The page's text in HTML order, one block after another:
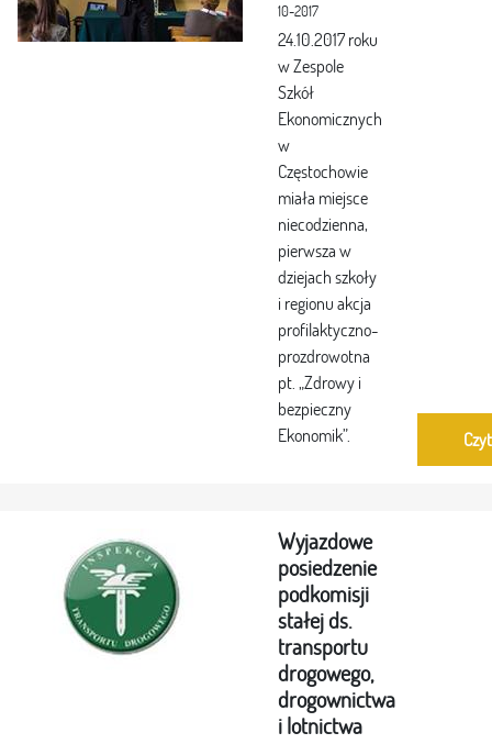
10-2017
24.10.2017 roku
w Zespole
Szkół
Ekonomicznych
w
Częstochowie
miała miejsce
niecodzienna,
pierwsza w
dziejach szkoły
i regionu akcja
profilaktyczno-
prozdrowotna
pt. „Zdrowy i
bezpieczny
Ekonomik”.
Wyjazdowe
posiedzenie
podkomisji
stałej ds.
transportu
drogowego,
drogownictwa
i lotnictwa